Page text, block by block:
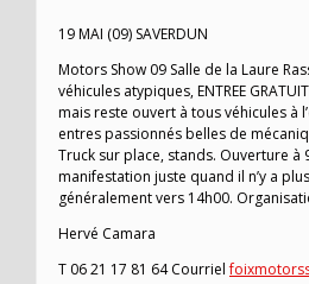
19 MAI (09) SAVERDUN
Motors Show 09 Salle de la Laure
véhicules atypiques, ENTREE
mais reste ouvert à tous véhicules à
entres passionnés belles de
Truck sur place, stands. Ouverture à
manifestation juste quand il n’y a
généralement vers 14h00.
Hervé Camara
T 06 21 17 81 64 Courriel